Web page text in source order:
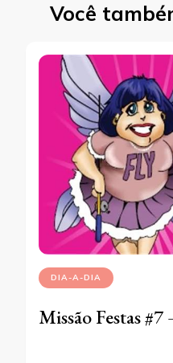
Você
DIA-A-DIA
Missão Festas